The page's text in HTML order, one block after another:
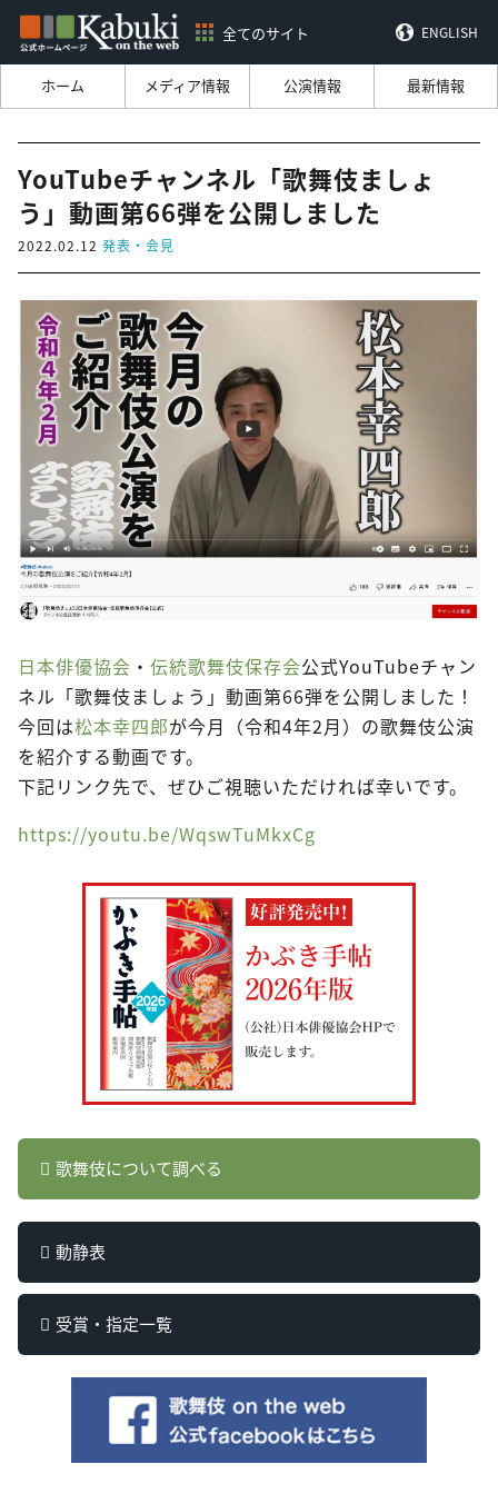
全てのサイト ENGLISH
ホーム メディア情報 公演情報 最新情報
YouTubeチャンネル「歌舞伎ましょ
う」動画第66弾を公開しました
2022.02.12 発表・会見
日本俳優協会 ・ 伝統歌舞伎保存会公式YouTubeチャン
ネル「歌舞伎ましょう」動画第66弾を公開しました！
今回は松本幸四郎が今月（令和4年2月）の歌舞伎公演
を紹介する動画です。
下記リンク先で、ぜひご視聴いただければ幸いです。
https://youtu.be/WqswTuMkxCg
歌舞伎について調べる
動静表
受賞・指定一覧